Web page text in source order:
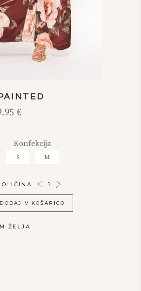
€Trenutna
29.95 €.
Konfekcija
S M
DODAJ V KOŠARICO
ŽELJA